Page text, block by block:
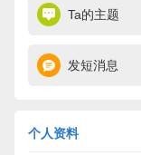
Ta的主题
发短消息
个人资料